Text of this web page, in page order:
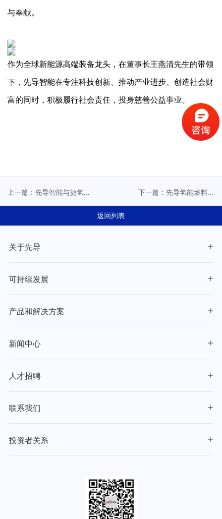
与奉献。
作为全球新能源高端装备龙头，在董事长王燕清先生的带领
下，先导智能在专注科技创新、推动产业进步、创造社会财
富的同时，积极履行社会责任，投身慈善公益事业。
上一篇：先导智能与捷氢
下一篇：先导氢能燃料电
返回列表
关于先导
可持续发展
产品和解决方案
新闻中心
人才招聘
联系我们
投资者关系